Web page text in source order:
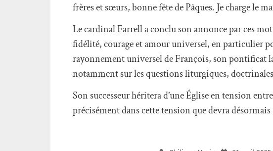
frères et sœurs, bonne fête de Pâques. Je charge le
Le cardinal Farrell a conclu son annonce par ces
fidélité, courage et amour universel, en particulier
rayonnement universel de François, son pontificat
notamment sur les questions liturgiques,
Son successeur héritera d’une Église en tension
précisément dans cette tension que devra désormais